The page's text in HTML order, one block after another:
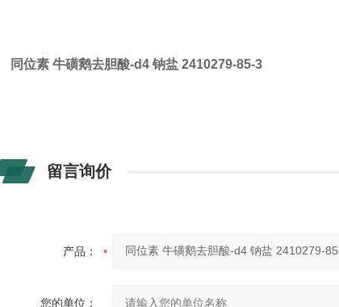
同位素 牛磺鹅去胆酸-d4 钠盐 2410279-85-3
留言询价
产品：
您的单位：